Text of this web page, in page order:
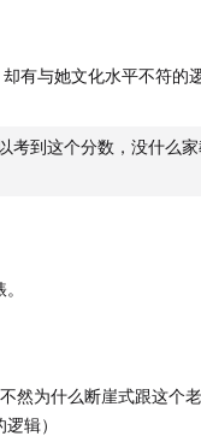
有与她文化水平不符的
考到这个分数，没什么
然为什么断崖式跟这个
辑）